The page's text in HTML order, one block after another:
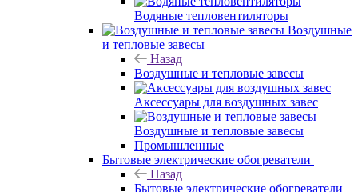
Водяные тепловентиляторы
Воздушные
и тепловые завесы
Назад
Воздушные и тепловые завесы
Аксессуары для воздушных завес
Воздушные и тепловые завесы
Промышленные
Бытовые электрические обогреватели
Назад
Бытовые электрические обогреватели